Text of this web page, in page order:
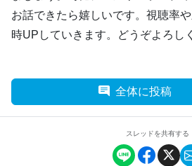
お話できたら嬉しいです。視聴率
時UPしていきます。どうぞよろし
全体に投稿
スレッドを共有する